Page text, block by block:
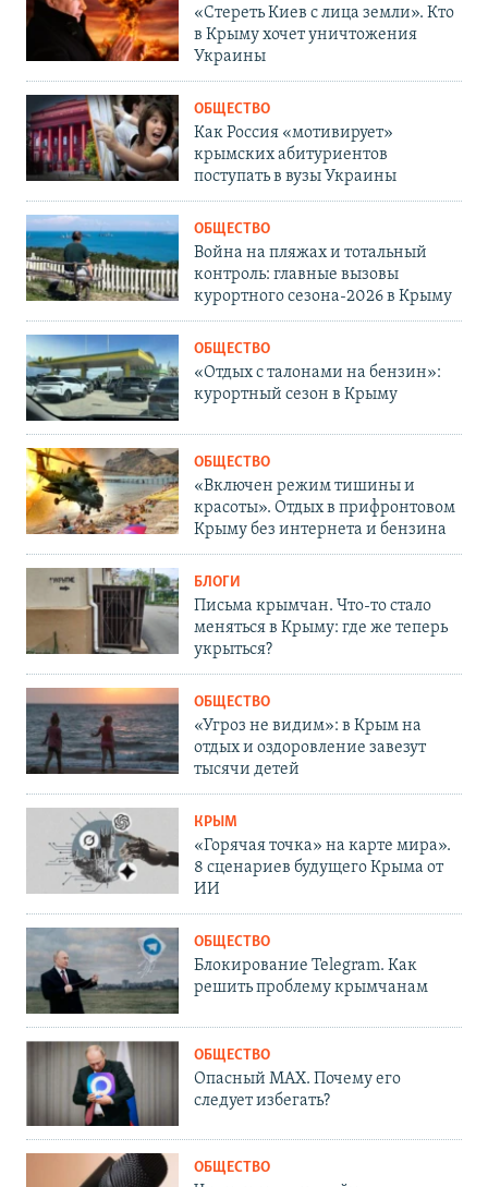
«Стереть Киев с лица земли». Кто
в Крыму хочет уничтожения
Украины
ОБЩЕСТВО
Как Россия «мотивирует»
крымских абитуриентов
поступать в вузы Украины
ОБЩЕСТВО
Война на пляжах и тотальный
контроль: главные вызовы
курортного сезона-2026 в Крыму
ОБЩЕСТВО
«Отдых с талонами на бензин»:
курортный сезон в Крыму
ОБЩЕСТВО
«Включен режим тишины и
красоты». Отдых в прифронтовом
Крыму без интернета и бензина
БЛОГИ
Письма крымчан. Что-то стало
меняться в Крыму: где же теперь
укрыться?
ОБЩЕСТВО
«Угроз не видим»: в Крым на
отдых и оздоровление завезут
тысячи детей
КРЫМ
«Горячая точка» на карте мира».
8 сценариев будущего Крыма от
ИИ
ОБЩЕСТВО
Блокирование Telegram. Как
решить проблему крымчанам
ОБЩЕСТВО
Опасный MAX. Почему его
следует избегать?
ОБЩЕСТВО